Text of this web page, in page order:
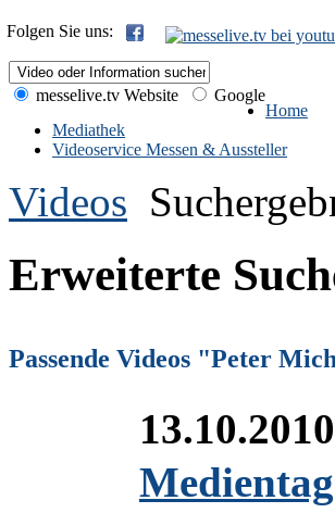
Folgen Sie uns:
messelive.tv Website
Google
Home
Mediathek
Videoservice Messen & Aussteller
Videos
Erweiterte
Passende Videos "Peter
13.10.2010